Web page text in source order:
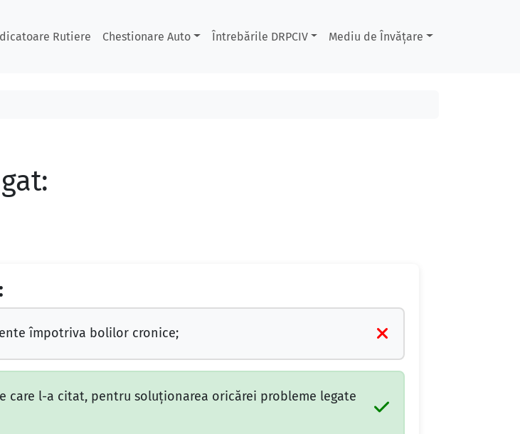
Rutiere Chestionare Auto Întrebările DRPCIV Mediu de Învățare
împotriva bolilor cronice;
care l-a citat, pentru soluţionarea oricărei probleme legate